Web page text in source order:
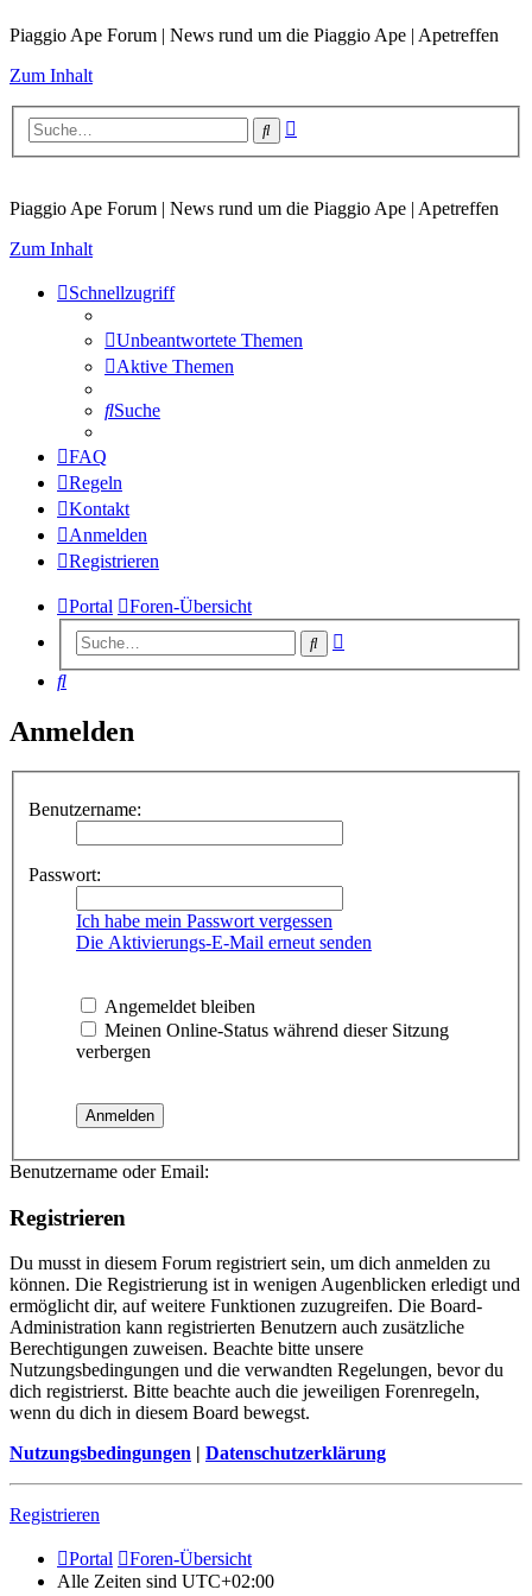
Piaggio Ape Forum | News rund um die Piaggio Ape | Apetreffen
Zum Inhalt
Suche
Piaggio Ape Forum | News rund um die Piaggio Ape | Apetreffen
Zum Inhalt
Schnellzugriff
Unbeantwortete Themen
Aktive Themen
Suche
FAQ
Regeln
Kontakt
Anmelden
Registrieren
Portal Foren-Übersicht
Suche
Suche
Anmelden
Benutzername:
Passwort:
Ich habe mein Passwort vergessen
Die Aktivierungs-E-Mail erneut senden
Angemeldet bleiben
Meinen Online-Status während dieser Sitzung
verbergen
Benutzername oder Email:
Registrieren
Du musst in diesem Forum registriert sein, um dich anmelden zu
können. Die Registrierung ist in wenigen Augenblicken erledigt und
ermöglicht dir, auf weitere Funktionen zuzugreifen. Die Board-
Administration kann registrierten Benutzern auch zusätzliche
Berechtigungen zuweisen. Beachte bitte unsere
Nutzungsbedingungen und die verwandten Regelungen, bevor du
dich registrierst. Bitte beachte auch die jeweiligen Forenregeln,
wenn du dich in diesem Board bewegst.
Nutzungsbedingungen
Datenschutzerklärung
Registrieren
Portal
Foren-Übersicht
Alle Zeiten sind UTC+02:00